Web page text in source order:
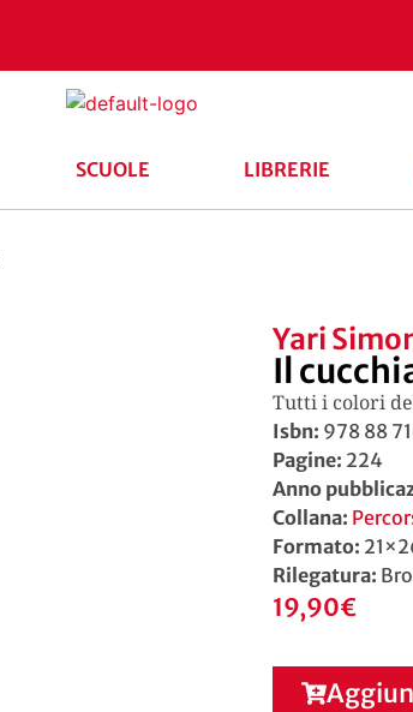
SCUOLE LIBRERIE
Yari
Il
Tutti i colori
Isbn: 978 88
Pagine: 224
Anno
Collana:
Formato:
Rilegatura:
19,90€